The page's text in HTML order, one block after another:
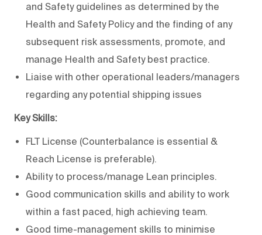
and Safety guidelines as determined by the
Health and Safety Policy and the finding of any
subsequent risk assessments, promote, and
manage Health and Safety best practice.
Liaise with other operational leaders/managers
regarding any potential shipping issues
Key Skills:
FLT License (Counterbalance is essential &
Reach License is preferable).
Ability to process/manage Lean principles.
Good communication skills and ability to work
within a fast paced, high achieving team.
Good time-management skills to minimise